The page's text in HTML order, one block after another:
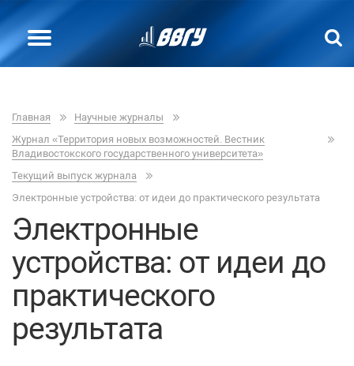
Главная
Научные журналы
Журнал «Территория новых возможностей. Вестник
Владивостокского государственного университета»
Текущий выпуск журнала
Электронные устройства: от идеи до практического результата
Электронные
устройства: от идеи до
практического
результата